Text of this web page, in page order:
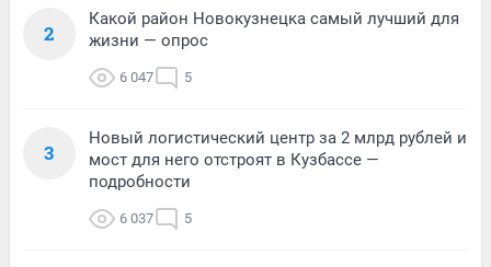
2
Какой район Новокузнецка самый лучший для
жизни — опрос
6 047 5
3
Новый логистический центр за 2 млрд рублей и
мост для него отстроят в Кузбассе —
подробности
6 037 5